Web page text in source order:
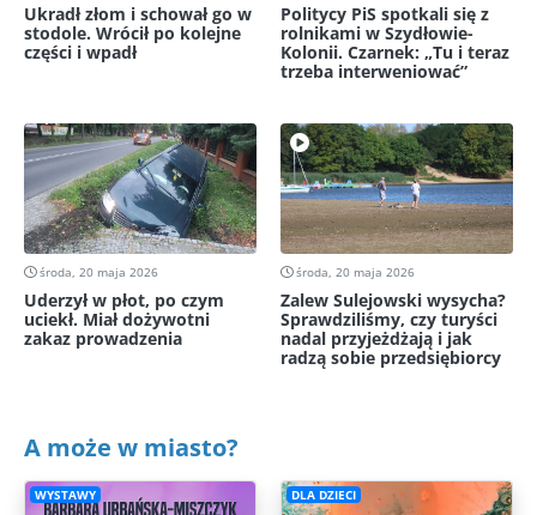
Ukradł złom i schował go w
stodole. Wrócił po kolejne
części i wpadł
Politycy PiS spotkali się z
rolnikami w Szydłowie-
Kolonii. Czarnek: „Tu i teraz
trzeba interweniować”
środa, 20 maja 2026
Uderzył w płot, po czym
uciekł. Miał dożywotni
zakaz prowadzenia
środa, 20 maja 2026
Zalew Sulejowski wysycha?
Sprawdziliśmy, czy turyści
nadal przyjeżdżają i jak
radzą sobie przedsiębiorcy
A może w miasto?
WYSTAWY DLA DZIECI